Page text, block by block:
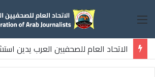
القائمة
الاتحاد العام للصحفيين العرب يدين
ثلاثة صحفيين فلسطينيين باستهداف